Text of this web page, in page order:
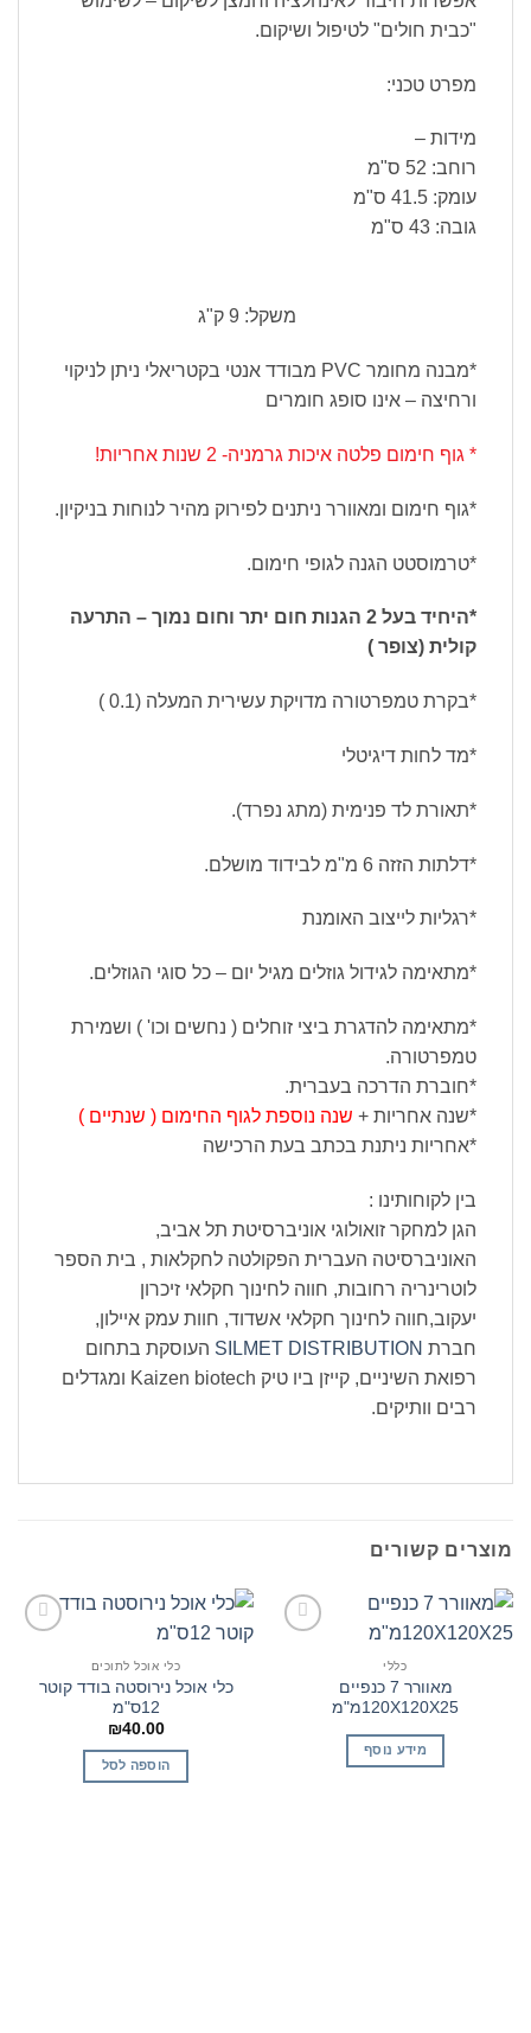
"כבית חולים" לטיפול ושיקום.
מפרט טכני:
מידות –
רוחב: 52 ס"מ
עומק: 41.5 ס"מ
גובה: 43 ס"מ
משקל: 9 ק"ג
*מבנה מחומר PVC מבודד אנטי בקטריאלי ניתן לניקוי
ורחיצה – אינו סופג חומרים
* גוף חימום פלטה איכות גרמניה- 2 שנות אחריות!
*גוף חימום ומאוורר ניתנים לפירוק מהיר לנוחות בניקיון.
*טרמוסטט הגנה לגופי חימום.
*היחיד בעל 2 הגנות חום יתר וחום נמוך – התרעה
קולית (צופר )
*בקרת טמפרטורה מדויקת עשירית המעלה (0.1 )
*מד לחות דיגיטלי
*תאורת לד פנימית (מתג נפרד).
*דלתות הזזה 6 מ"מ לבידוד מושלם.
*רגליות לייצוב האומנת
*מתאימה לגידול גוזלים מגיל יום – כל סוגי הגוזלים.
*מתאימה להדגרת ביצי זוחלים ( נחשים וכו' ) ושמירת
טמפרטורה.
*חוברת הדרכה בעברית.
*שנה אחריות + שנה נוספת לגוף החימום ( שנתיים )
*אחריות ניתנת בכתב בעת הרכישה
בין לקוחותינו :
הגן למחקר זואולוגי אוניברסיטת תל אביב,
האוניברסיטה העברית הפקולטה לחקלאות , בית הספר
לוטרינריה רחובות, חווה לחינוך חקלאי זיכרון
יעקוב,חווה לחינוך חקלאי אשדוד, חוות עמק איילון,
חברת SILMET DISTRIBUTION העוסקת בתחום
רפואת השיניים, קייזן ביו טיק Kaizen biotech ומגדלים
רבים וותיקים.
מוצרים קשורים
כללי
מאוורר 7 כנפיים
120X120X25מ"מ
מידע נוסף
כלי אוכל לתוכים
כלי אוכל נירוסטה בודד קוטר
12ס"מ
₪40.00
הוספה לסל